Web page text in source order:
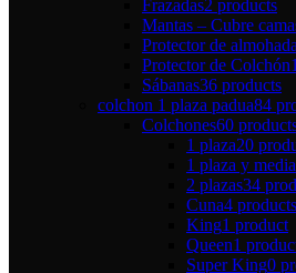
Frazadas2 products
Mantas – Cubre
Protector de almohada
Protector de Colchón
Sábanas36 products
colchon 1 plaza padua84
Colchones60
1 plaza20
1 plaza y media
2 plazas34
Cuna4 products
King1 product
Queen1
Super King0